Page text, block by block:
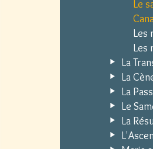
Le
Les
Les
La
La
La
Le
La